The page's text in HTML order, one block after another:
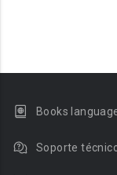
Books
Soporte